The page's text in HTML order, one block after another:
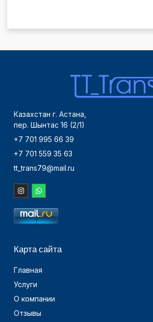
Казахстан г. Астана,
пер. Шынтас 16 (2/1)
+7 701 995 66 39
+7 701 559 35 63
tt_trans79@mail.ru
Карта сайта
Главная
Услуги
О компании
Отзывы